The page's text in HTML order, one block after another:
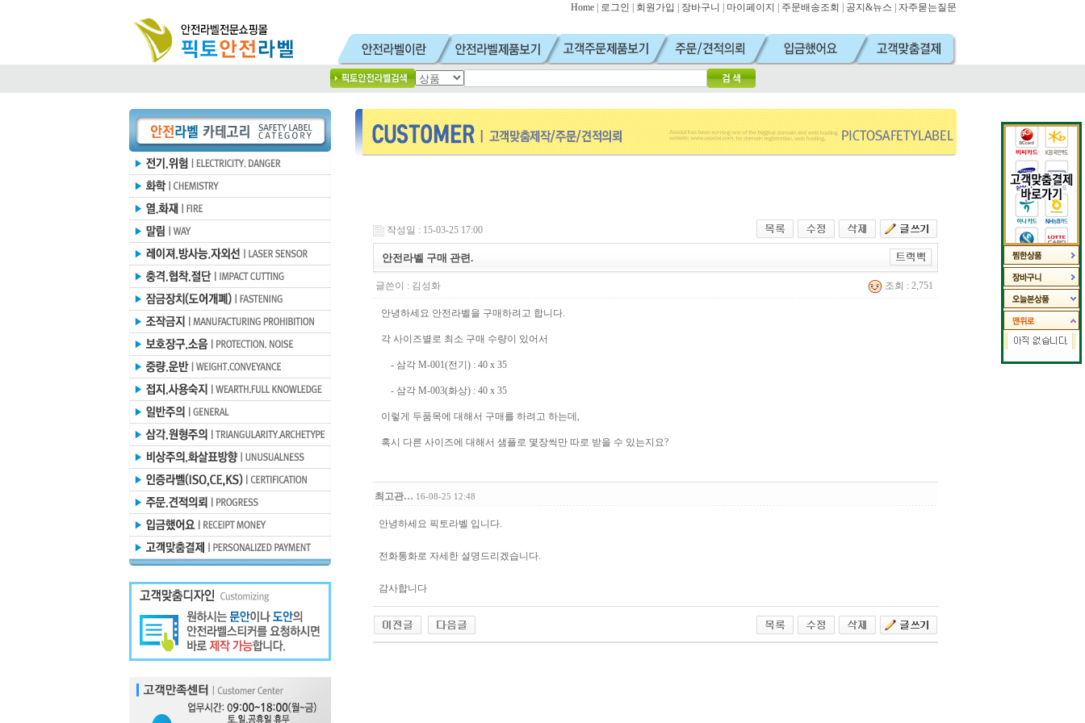
Home| 로그인 회원가입 장바구니 마이페이지 주문배송조회 공지&뉴스 자주묻는질문
작성일 : 15-03-25 17:00
안전라벨 구매 관련.
글쓴이 : 김성화 조회 : 2,751
안녕하세요 안전라벨을 구매하려고 합니다.
각 사이즈별로 최소 구매 수량이 있어서
- 삼각 M-001(전기) : 40 x 35
- 삼각 M-003(화상) : 40 x 35
이렇게 두품목에 대해서 구매를 하려고 하는데,
혹시 다른 사이즈에 대해서 샘플로 몇장씩만 따로 받을 수 있는지요?
최고관… 16-08-25 12:48
안녕하세요 픽토라벨 입니다.
전화통화로 자세한 설명드리겠습니다.
감사합니다